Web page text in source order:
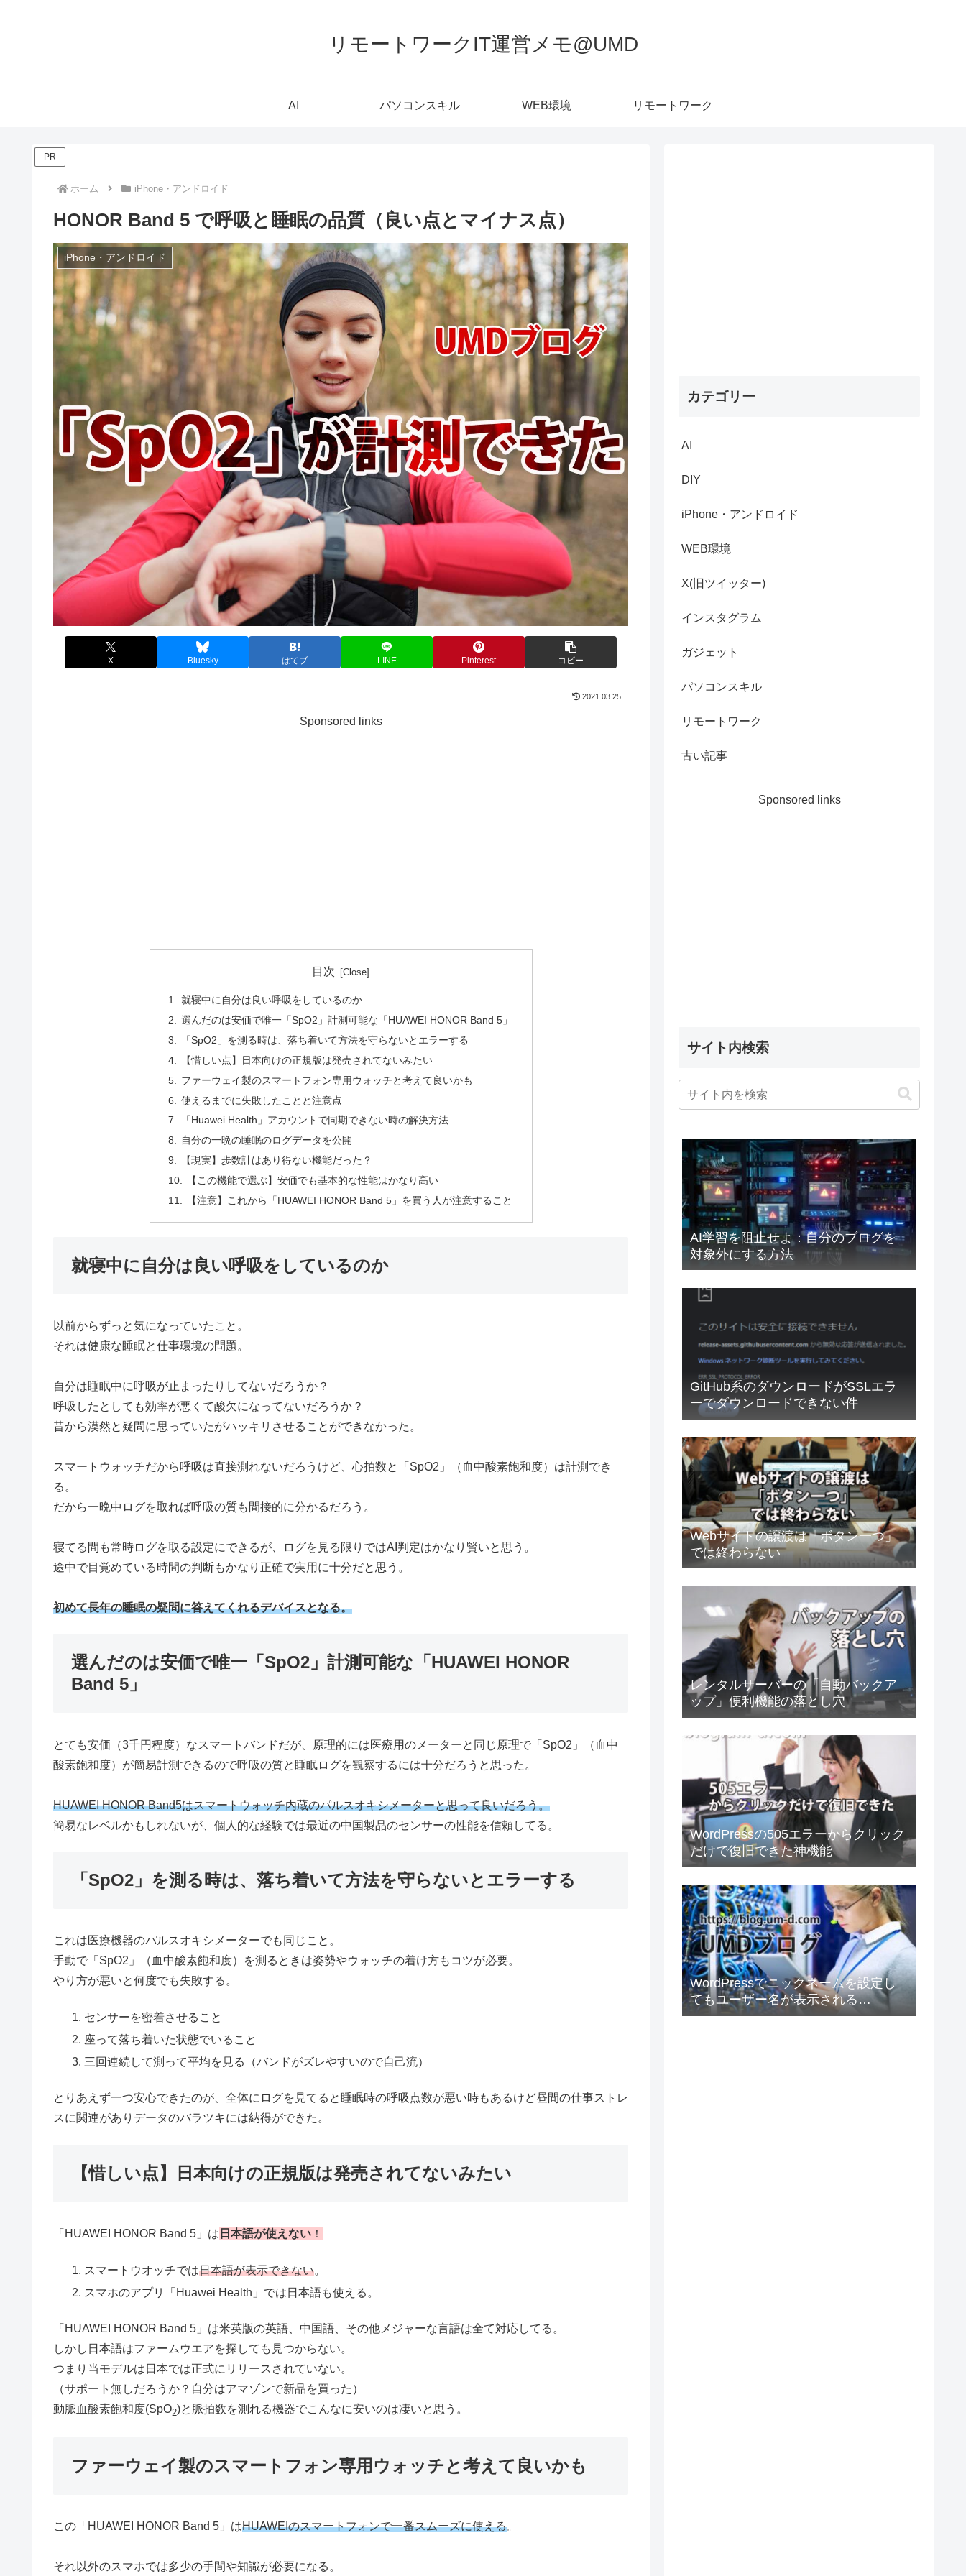
リモートワークIT運営メモ@UMD
AI パソコンスキル WEB環境 リモートワーク
PR
ホーム iPhone・アンドロイド
HONOR Band 5 で呼吸と睡眠の品質（良い点とマイナス点）
iPhone・アンドロイド
X Bluesky はてブ LINE Pinterest コピー
2021.03.25
Sponsored links
目次
就寝中に自分は良い呼吸をしているのか
選んだのは安価で唯一「SpO2」計測可能な「HUAWEI HONOR Band 5」
「SpO2」を測る時は、落ち着いて方法を守らないとエラーする
【惜しい点】日本向けの正規版は発売されてないみたい
ファーウェイ製のスマートフォン専用ウォッチと考えて良いかも
使えるまでに失敗したことと注意点
「Huawei Health」アカウントで同期できない時の解決方法
自分の一晩の睡眠のログデータを公開
【現実】歩数計はあり得ない機能だった？
【この機能で選ぶ】安価でも基本的な性能はかなり高い
【注意】これから「HUAWEI HONOR Band 5」を買う人が注意すること
就寝中に自分は良い呼吸をしているのか
以前からずっと気になっていたこと。
それは健康な睡眠と仕事環境の問題。
自分は睡眠中に呼吸が止まったりしてないだろうか？
呼吸したとしても効率が悪くて酸欠になってないだろうか？
昔から漠然と疑問に思っていたがハッキリさせることができなかった。
スマートウォッチだから呼吸は直接測れないだろうけど、心拍数と「SpO2」（血中酸素飽和度）は計測でき
る。
だから一晩中ログを取れば呼吸の質も間接的に分かるだろう。
寝てる間も常時ログを取る設定にできるが、ログを見る限りではAI判定はかなり賢いと思う。
途中で目覚めている時間の判断もかなり正確で実用に十分だと思う。
初めて長年の睡眠の疑問に答えてくれるデバイスとなる。
選んだのは安価で唯一「SpO2」計測可能な「HUAWEI HONOR
Band 5」
とても安価（3千円程度）なスマートバンドだが、原理的には医療用のメーターと同じ原理で「SpO2」（血中
酸素飽和度）が簡易計測できるので呼吸の質と睡眠ログを観察するには十分だろうと思った。
HUAWEI HONOR Band5はスマートウォッチ内蔵のパルスオキシメーターと思って良いだろう。
簡易なレベルかもしれないが、個人的な経験では最近の中国製品のセンサーの性能を信頼してる。
「SpO2」を測る時は、落ち着いて方法を守らないとエラーする
これは医療機器のパルスオキシメーターでも同じこと。
手動で「SpO2」（血中酸素飽和度）を測るときは姿勢やウォッチの着け方もコツが必要。
やり方が悪いと何度でも失敗する。
センサーを密着させること
座って落ち着いた状態でいること
三回連続して測って平均を見る（バンドがズレやすいので自己流）
とりあえず一つ安心できたのが、全体にログを見てると睡眠時の呼吸点数が悪い時もあるけど昼間の仕事ストレ
スに関連がありデータのバラツキには納得ができた。
【惜しい点】日本向けの正規版は発売されてないみたい
「HUAWEI HONOR Band 5」は 日本語が使え ない ！
スマートウオッチでは日本語が表示できない。
スマホのアプリ「Huawei Health」では日本語も使える。
「HUAWEI HONOR Band 5」は米英版の英語、中国語、その他メジャーな言語は全て対応してる。
しかし日本語はファームウエアを探しても見つからない。
つまり当モデルは日本では正式にリリースされていない。
（サポート無しだろうか？自分はアマゾンで新品を買った）
動脈血酸素飽和度(SpO2)と脈拍数を測れる機器でこんなに安いのは凄いと思う。
ファーウェイ製のスマートフォン専用ウォッチと考えて良いかも
この「HUAWEI HONOR Band 5」はHUAWEIのスマートフォンで一番スムーズに使える。
それ以外のスマホでは多少の手間や知識が必要になる。
カテゴリー
AI
DIY
iPhone・アンドロイド
WEB環境
X(旧ツイッター)
インスタグラム
ガジェット
パソコンスキル
リモートワーク
古い記事
Sponsored links
サイト内検索
AI学習を阻止せよ：自分のブログを
対象外にする方法
GitHub系のダウンロードがSSLエラ
ーでダウンロードできない件
Webサイトの譲渡は「ボタン一つ」
では終わらない
レンタルサーバーの「自動バックア
ップ」便利機能の落とし穴
WordPressの505エラーからクリック
だけで復旧できた神機能
WordPressでニックネームを設定し
てもユーザー名が表示される
Elementorの場合